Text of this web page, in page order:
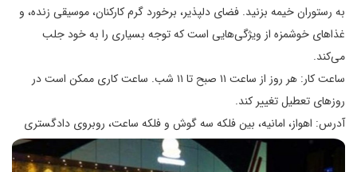
به رستوران خیمه بزنید. فضای دلپذیر، برخورد گرم کارکنان، موسیقی زنده، و
غذاهای خوشمزه از ویژگی‌هایی است که توجه بسیاری را به خود جلب
می‌کند.
ساعت کار: هر روز از ساعت ۱۱ صبح تا ۱۱ شب. ساعت کاری ممکن است در
روزهای تعطیل تغییر کند.
آدرس: اهواز، امانیه، بین فلکه سه گوش و فلکه ساعت، روبروی دادگستری